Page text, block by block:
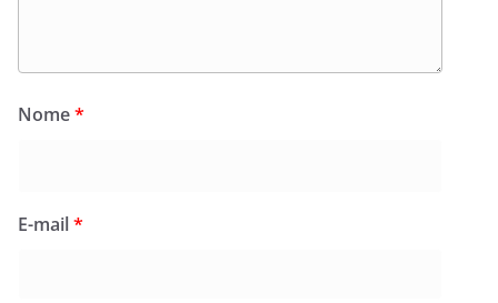
Nome*
E-mail*